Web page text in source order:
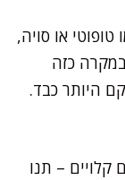
או סויה,
במקרה כזה
היותר כבד.
קלויים – תנו